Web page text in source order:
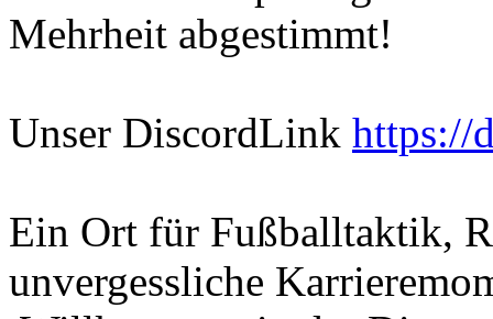
Mehrheit abgestimmt!
Unser DiscordLink https://
Ein Ort für Fußballtaktik,
unvergessliche